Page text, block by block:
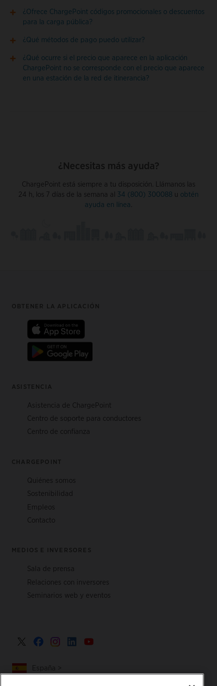
¿Ofrece ChargePoint códigos promocionales o descuentos
para la carga pública?
¿Qué métodos de pago puedo utilizar?
¿Qué ocurre si el precio que aparece en la aplicación
ChargePoint no se corresponde con el precio que aparece
en una estación de la red de itinerancia?
¿Necesitas más ayuda?
ChargePoint está siempre a tu disposición. Llámanos las
24 h, los 7 días de la semana al 34 (800) 300088 u obtén
ayuda en línea.
Footer
OBTENER LA APLICACIÓN
ASISTENCIA
Asistencia de ChargePoint
Centro de soporte para conductores
Centro de confianza
CHARGEPOINT
Quiénes somos
Sostenibilidad
Empleos
Contacto
MEDIOS E INVERSORES
Sala de prensa
Relaciones con inversores
Seminarios web y eventos
España >